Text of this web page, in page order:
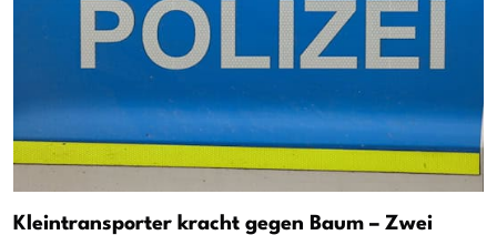
Kleintransporter kracht gegen Baum – Zwei